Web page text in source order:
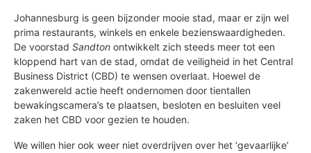
Johannesburg is geen bijzonder mooie stad, maar er zijn wel
prima restaurants, winkels en enkele bezienswaardigheden.
De voorstad Sandton ontwikkelt zich steeds meer tot een
kloppend hart van de stad, omdat de veiligheid in het Central
Business District (CBD) te wensen overlaat. Hoewel de
zakenwereld actie heeft ondernomen door tientallen
bewakingscamera’s te plaatsen, besloten en besluiten veel
zaken het CBD voor gezien te houden.
We willen hier ook weer niet overdrijven over het ‘gevaarlijke’